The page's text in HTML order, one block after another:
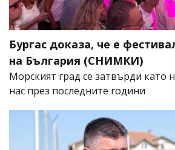
Бургас доказа, че е
на България (СНИМКИ)
Морският град се затвърди като
нас през последните години